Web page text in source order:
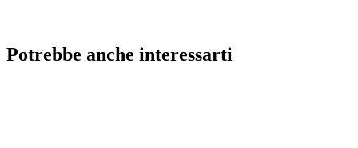
Potrebbe anche interessarti